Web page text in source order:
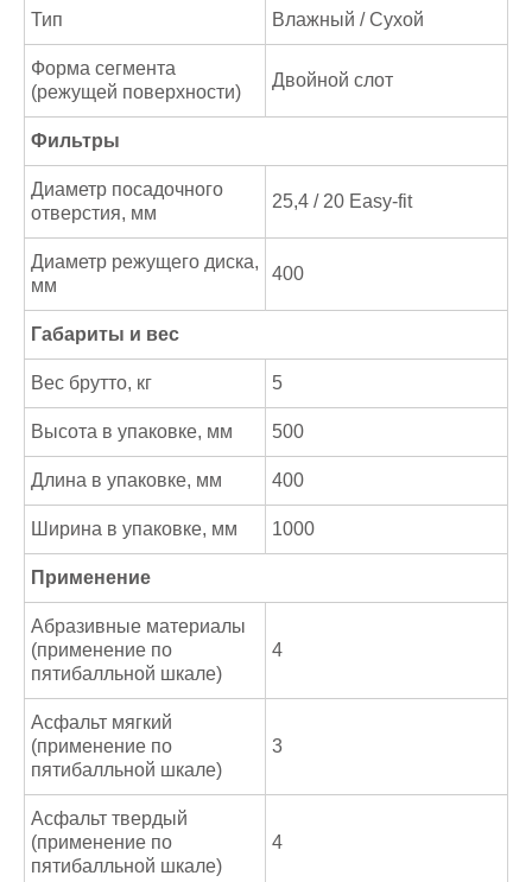
Тип Влажный / Сухой
Форма сегмента
(режущей поверхности)
Двойной слот
Фильтры
Диаметр посадочного
отверстия, мм
25,4 / 20 Easy-fit
Диаметр режущего диска,
мм
400
Габариты и вес
Вес брутто, кг 5
Высота в упаковке, мм 500
Длина в упаковке, мм 400
Ширина в упаковке, мм 1000
Применение
Абразивные материалы
(применение по
пятибалльной шкале)
4
Асфальт мягкий
(применение по
пятибалльной шкале)
3
Асфальт твердый
(применение по
пятибалльной шкале)
4